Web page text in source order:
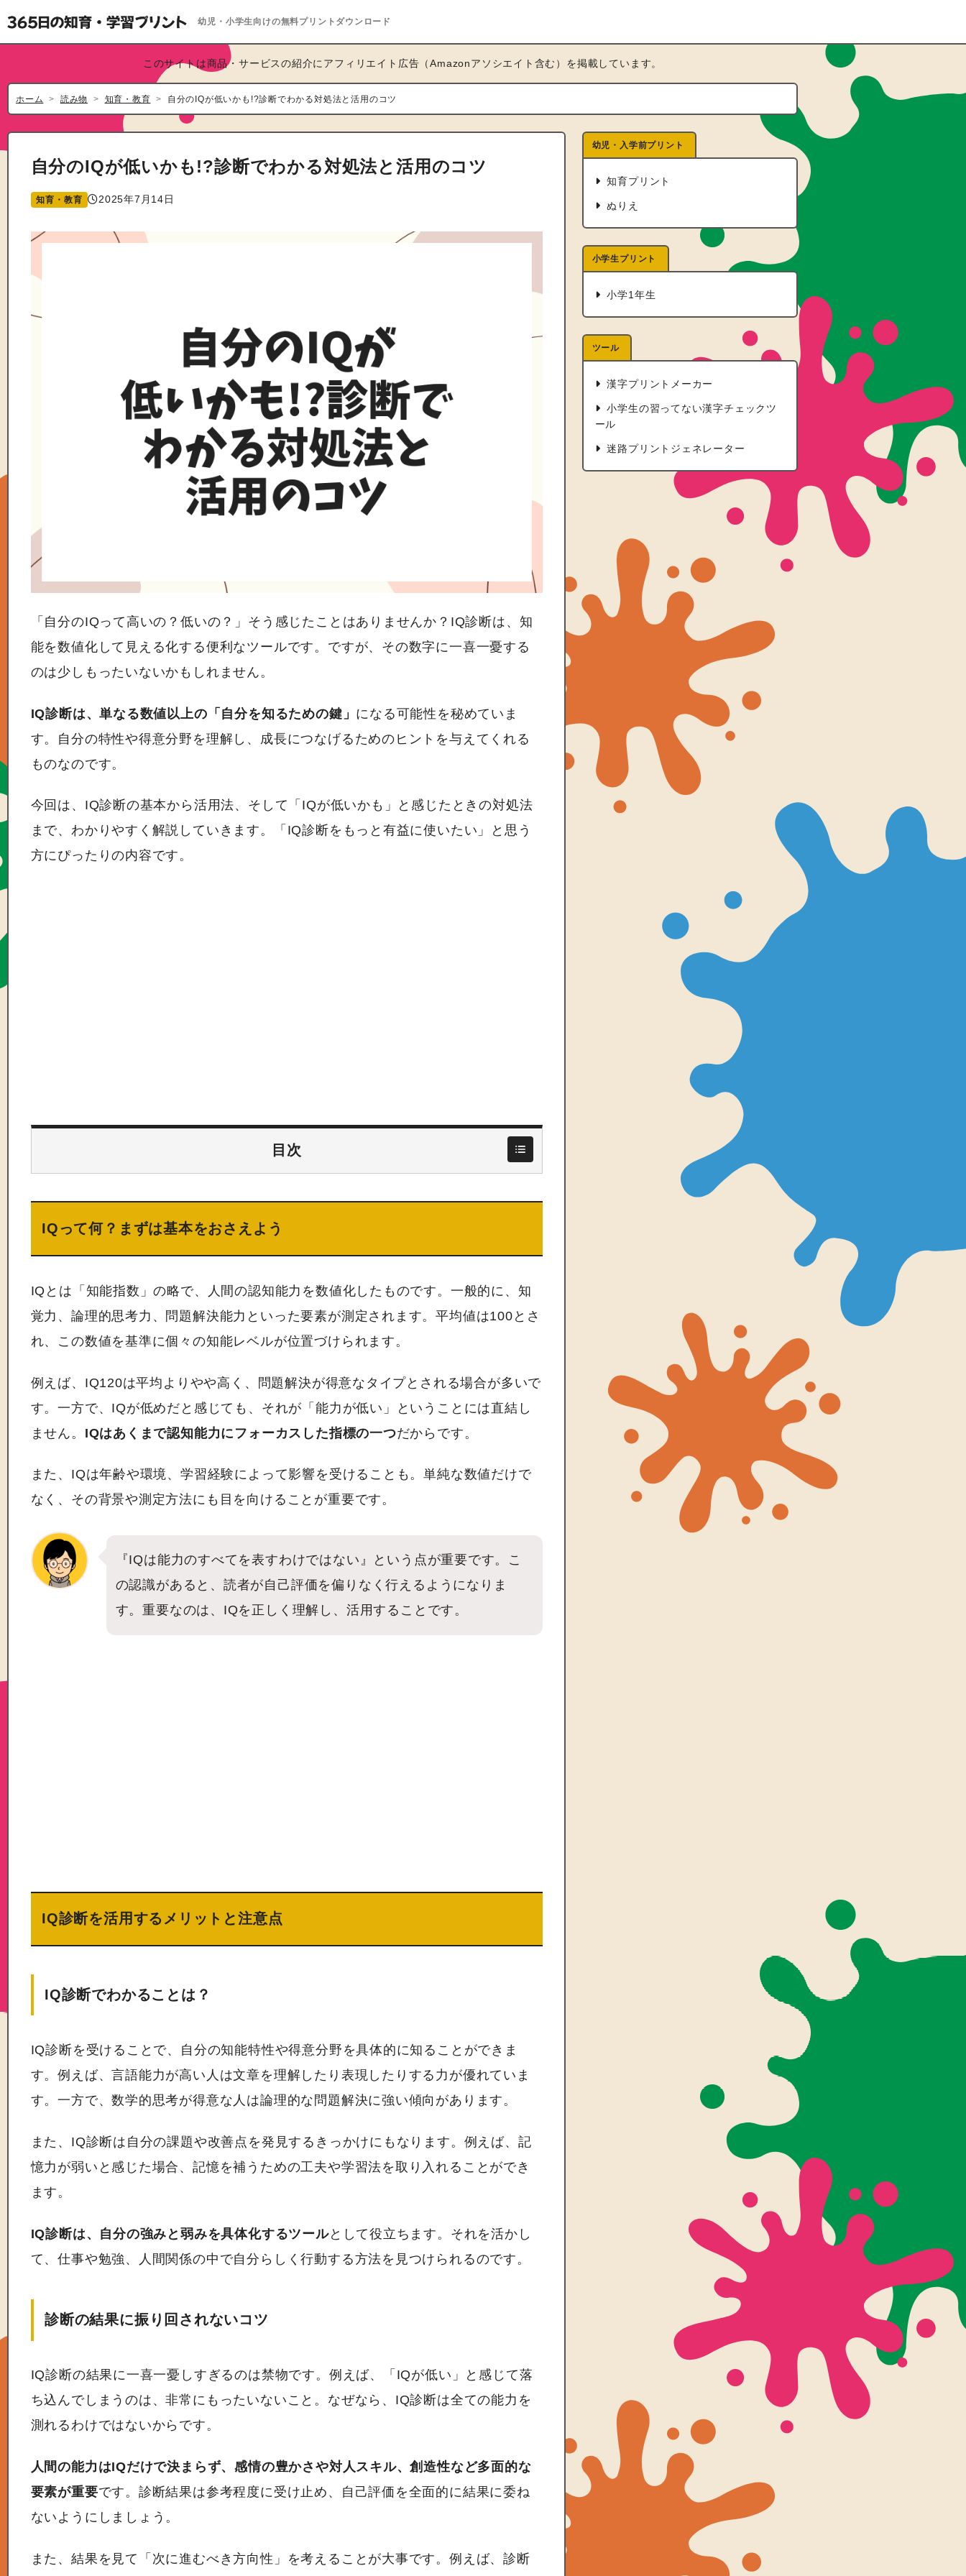
幼児・小学生向けの無料プリントダウンロード
このサイトは商品・サービスの紹介にアフィリエイト広告（Amazonアソシエイト含む）を掲載しています。
ホーム 読み物 知育・教育 自分のIQが低いかも!?診断でわかる対処法と活用のコツ
自分のIQが低いかも!?診断でわかる対処法と活用のコツ
知育・教育 2025年7月14日
「自分のIQって高いの？低いの？」そう感じたことはありませんか？IQ診断は、知
能を数値化して見える化する便利なツールです。ですが、その数字に一喜一憂する
のは少しもったいないかもしれません。
IQ診断は、単なる数値以上の「自分を知るための鍵」 になる可能性を秘めていま
す。自分の特性や得意分野を理解し、成長につなげるためのヒントを与えてくれる
ものなのです。
今回は、IQ診断の基本から活用法、そして「IQが低いかも」と感じたときの対処法
まで、わかりやすく解説していきます。「IQ診断をもっと有益に使いたい」と思う
方にぴったりの内容です。
目次
IQって何？まずは基本をおさえよう
IQとは「知能指数」の略で、人間の認知能力を数値化したものです。一般的に、知
覚力、論理的思考力、問題解決能力といった要素が測定されます。平均値は100とさ
れ、この数値を基準に個々の知能レベルが位置づけられます。
例えば、IQ120は平均よりやや高く、問題解決が得意なタイプとされる場合が多いで
す。一方で、IQが低めだと感じても、それが「能力が低い」ということには直結し
ません。 IQはあくまで認知能力にフォーカスした指標の一つだからです。
また、IQは年齢や環境、学習経験によって影響を受けることも。単純な数値だけで
なく、その背景や測定方法にも目を向けることが重要です。
『IQは能力のすべてを表すわけではない』という点が重要です。こ
の認識があると、読者が自己評価を偏りなく行えるようになりま
す。重要なのは、IQを正しく理解し、活用することです。
IQ診断を活用するメリットと注意点
IQ診断でわかることは？
IQ診断を受けることで、自分の知能特性や得意分野を具体的に知ることができま
す。例えば、言語能力が高い人は文章を理解したり表現したりする力が優れていま
す。一方で、数学的思考が得意な人は論理的な問題解決に強い傾向があります。
また、IQ診断は自分の課題や改善点を発見するきっかけにもなります。例えば、記
憶力が弱いと感じた場合、記憶を補うための工夫や学習法を取り入れることができ
ます。
IQ診断は、自分の強みと弱みを具体化するツールとして役立ちます。それを活かし
て、仕事や勉強、人間関係の中で自分らしく行動する方法を見つけられるのです。
診断の結果に振り回されないコツ
IQ診断の結果に一喜一憂しすぎるのは禁物です。例えば、「IQが低い」と感じて落
ち込んでしまうのは、非常にもったいないこと。なぜなら、IQ診断は全ての能力を
測れるわけではないからです。
人間の能力はIQだけで決まらず、感情の豊かさや対人スキル、創造性など多面的な
要素が重要です。診断結果は参考程度に受け止め、自己評価を全面的に結果に委ね
ないようにしましょう。
また、結果を見て「次に進むべき方向性」を考えることが大事です。例えば、診断
幼児・入学前プリント
知育プリント
ぬりえ
小学生プリント
小学1年生
ツール
漢字プリントメーカー
小学生の習ってない漢字チェックツ
ール
迷路プリントジェネレーター